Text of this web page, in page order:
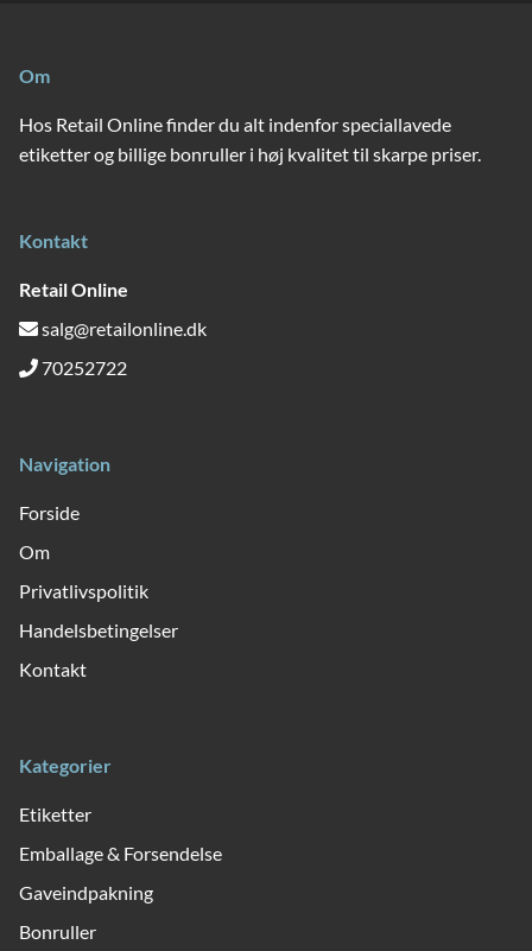
Om
Hos Retail Online finder du alt indenfor speciallavede
etiketter og billige bonruller i høj kvalitet til skarpe priser.
Kontakt
Retail Online
salg@retailonline.dk
70252722
Navigation
Forside
Om
Privatlivspolitik
Handelsbetingelser
Kontakt
Kategorier
Etiketter
Emballage & Forsendelse
Gaveindpakning
Bonruller